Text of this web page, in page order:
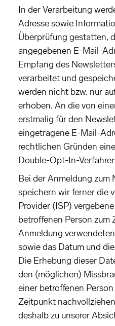
In der Verarbeitung
Adresse sowie
Überprüfung gestatten,
angegebenen E-Mail-
Empfang des
verarbeitet und
werden nicht bzw. nur
erhoben. An die von
erstmalig für den
eingetragene E-Mail-
rechtlichen Gründen
Double-Opt-In-
Bei der Anmeldung
speichern wir ferner die
Provider (ISP)
betroffenen Person zum
Anmeldung
sowie das Datum und
Die Erhebung dieser
den (möglichen)
einer betroffenen
Zeitpunkt
deshalb zu unserer